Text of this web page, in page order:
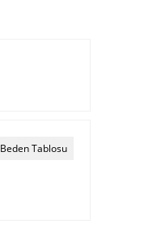
Beden Tablosu